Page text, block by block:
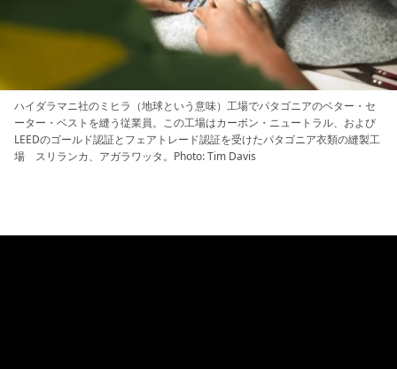
ハイダラマニ社のミヒラ（地球という意味）工場でパタゴニアのベター・セ
ーター・ベストを縫う従業員。この工場はカーボン・ニュートラル、および
LEEDのゴールド認証とフェアトレード認証を受けたパタゴニア衣類の縫製工
場 スリランカ、アガラワッタ。Photo: Tim Davis